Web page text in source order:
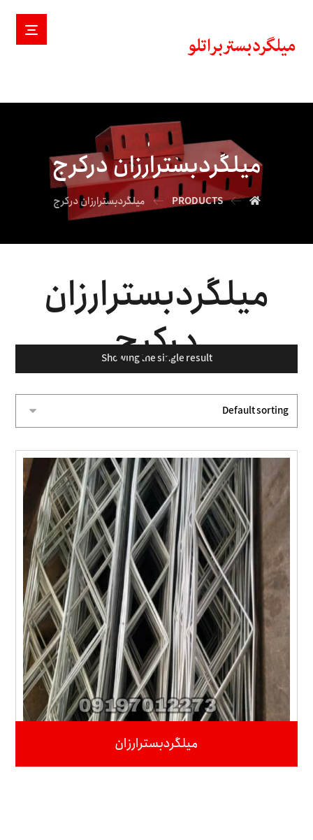
میلگردبسترارزان درکرج
PRODUCTS میلگردبسترارزان درکرج
میلگردبسترارزان
درکرج
Showing the single result
میلگردبسترارزان